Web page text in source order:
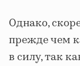
Однако,
прежде чем
в силу, так